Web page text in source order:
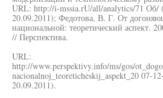
URL: http://i-mssia.rU/all/analytics/71 Об/
20.09.2011); Федотова, В. Г. От
национальной: теоретический аспект.
// Перспектива.
URL:
http://www.perspektivy.info/ms/gos/
nacionalnoj_teoreticheskij_aspekt_20 07-
20.09.2011).